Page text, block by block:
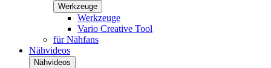
Werkzeuge
Werkzeuge
Vario Creative Tool
für Nähfans
Nähvideos
Nähvideos